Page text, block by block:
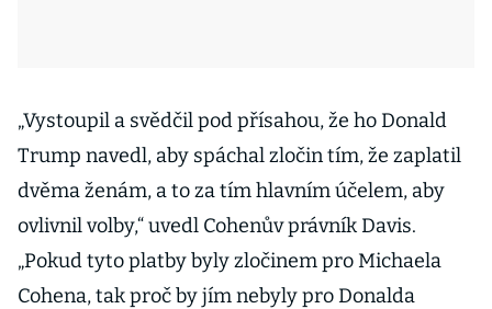
„Vystoupil a svědčil pod přísahou, že ho Donald
Trump navedl, aby spáchal zločin tím, že zaplatil
dvěma ženám, a to za tím hlavním účelem, aby
ovlivnil volby,“uvedl Cohenův právník Davis.
„Pokud tyto platby byly zločinem pro Michaela
Cohena, tak proč by jím nebyly pro Donalda